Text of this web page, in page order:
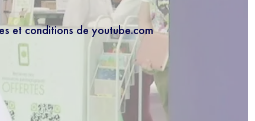
et conditions de youtube.com